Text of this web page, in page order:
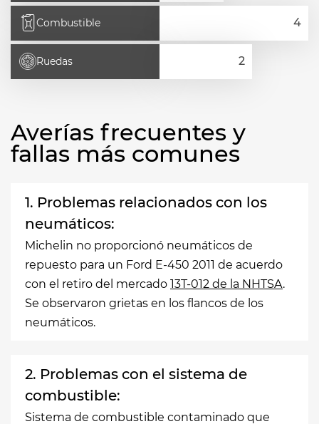
Combustible
Ruedas
Averías frecuentes y
fallas más comunes
1. Problemas relacionados con los
neumáticos:
Michelin no proporcionó neumáticos de
repuesto para un Ford E-450 2011 de acuerdo
con el retiro del mercado 13T-012 de la NHTSA.
Se observaron grietas en los flancos de los
neumáticos.
2. Problemas con el sistema de
combustible:
Sistema de combustible contaminado que